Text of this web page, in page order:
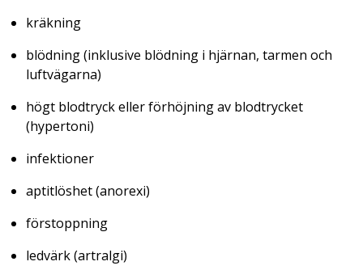
kräkning
blödning (inklusive blödning i hjärnan, tarmen och
luftvägarna)
högt blodtryck eller förhöjning av blodtrycket
(hypertoni)
infektioner
aptitlöshet(anorexi)
förstoppning
ledvärk(artralgi)